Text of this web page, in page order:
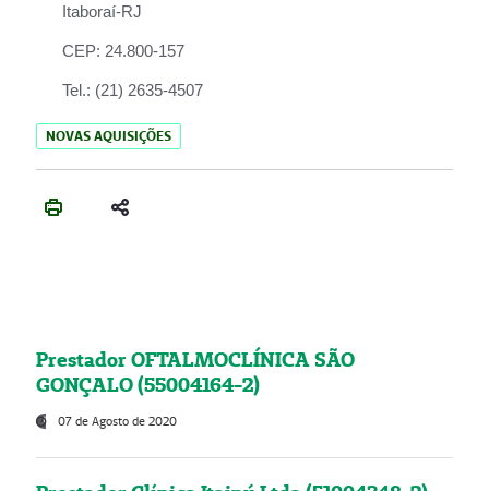
Itaboraí-RJ
CEP: 24.800-157
Tel.: (21) 2635-4507
NOVAS AQUISIÇÕES
Prestador OFTALMOCLÍNICA SÃO
GONÇALO (55004164-2)
07 de Agosto de 2020